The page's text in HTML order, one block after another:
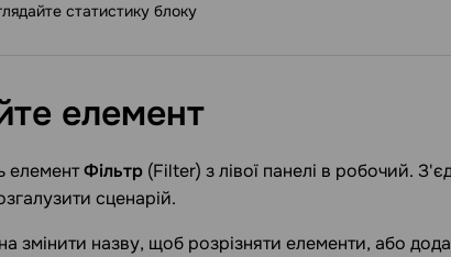
статистику блоку
елемент
елементФільтр (Filter) з лівої панелі в робочий.
сценарій.
змінити назву, щоб розрізняти елементи, або